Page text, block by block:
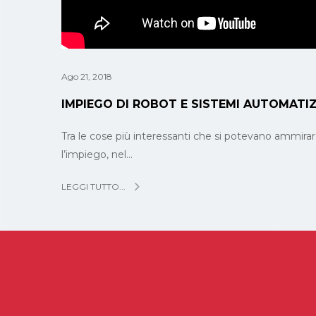
Ago 21, 2018
IMPIEGO DI ROBOT E SISTEMI
Tra le cose più interessanti che si potevano
l’impiego, nel…
LEGGI TUTTO...